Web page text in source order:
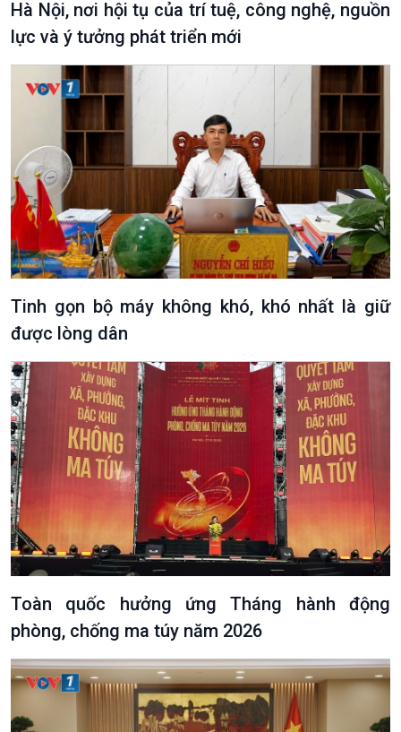
Podcast
Góc nhìn VOV1
Bình luận
Hà Nội, nơi hội tụ của trí tuệ, công nghệ, nguồn
lực và ý tưởng phát triển mới
Tinh gọn bộ máy không khó, khó nhất là giữ
được lòng dân
Toàn quốc hưởng ứng Tháng hành động
phòng, chống ma túy năm 2026